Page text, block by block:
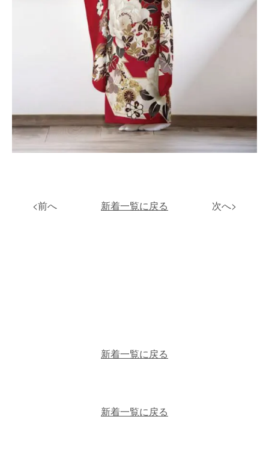
<前へ 新着一覧に戻る 次へ>
新着一覧に戻る
新着一覧に戻る